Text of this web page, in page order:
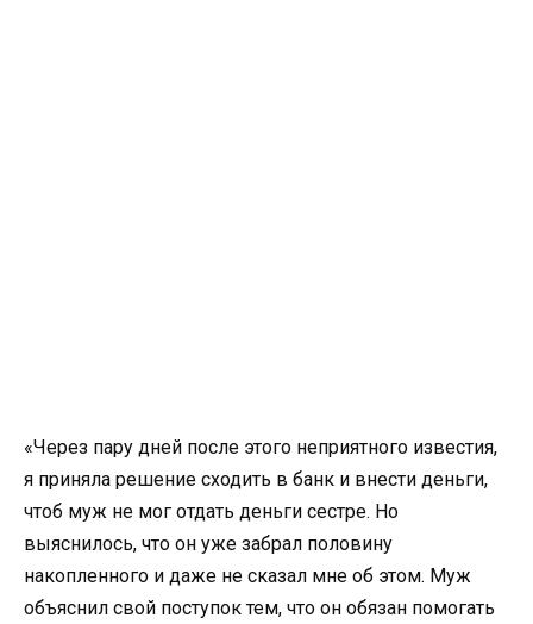
«Через пару дней после этого неприятного известия,
я приняла решение сходить в банк и внести деньги,
чтоб муж не мог отдать деньги сестре. Но
выяснилось, что он уже забрал половину
накопленного и даже не сказал мне об этом. Муж
объяснил свой поступок тем, что он обязан помогать